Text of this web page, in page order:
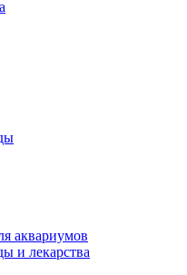
аквариумов
и лекарства